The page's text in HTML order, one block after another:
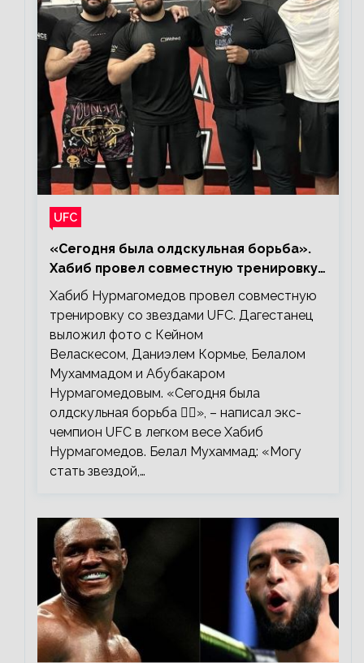
UFC
«Сегодня была олдскульная борьба».
Хабиб провел совместную тренировку
со звездами UFC
Хабиб Нурмагомедов провел совместную
тренировку со звездами UFC. Дагестанец
выложил фото с Кейном
Веласкесом, Даниэлем Кормье, Белалом
Мухаммадом и Абубакаром
Нурмагомедовым. «Сегодня была
олдскульная борьба 🤼‍♂️», – написал экс-
чемпион UFC в легком весе Хабиб
Нурмагомедов. Белал Мухаммад: «Могу
стать звездой,…